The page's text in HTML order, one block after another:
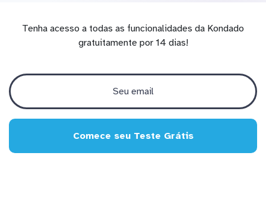
Tenha acesso a todas as funcionalidades da Kondado
gratuitamente por 14 dias!
Comece seu Teste Grátis